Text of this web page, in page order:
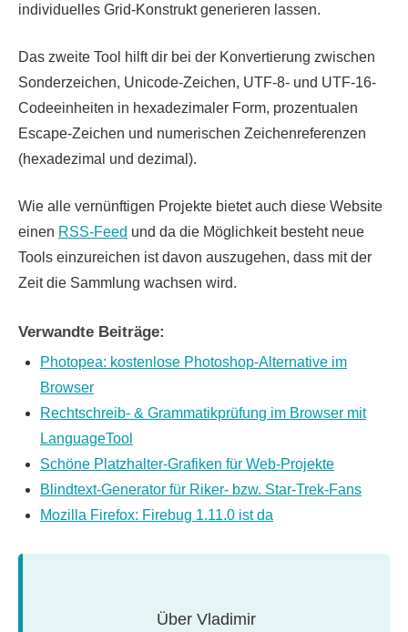
individuelles Grid-Konstrukt generieren lassen.
Das zweite Tool hilft dir bei der Konvertierung zwischen
Sonderzeichen, Unicode-Zeichen, UTF-8- und UTF-16-
Codeeinheiten in hexadezimaler Form, prozentualen
Escape-Zeichen und numerischen Zeichenreferenzen
(hexadezimal und dezimal).
Wie alle vernünftigen Projekte bietet auch diese Website
einen RSS-Feed und da die Möglichkeit besteht neue
Tools einzureichen ist davon auszugehen, dass mit der
Zeit die Sammlung wachsen wird.
Verwandte Beiträge:
Photopea: kostenlose Photoshop-Alternative im
Browser
Rechtschreib- & Grammatikprüfung im Browser mit
LanguageTool
Schöne Platzhalter-Grafiken für Web-Projekte
Blindtext-Generator für Riker- bzw. Star-Trek-Fans
Mozilla Firefox: Firebug 1.11.0 ist da
Über Vladimir